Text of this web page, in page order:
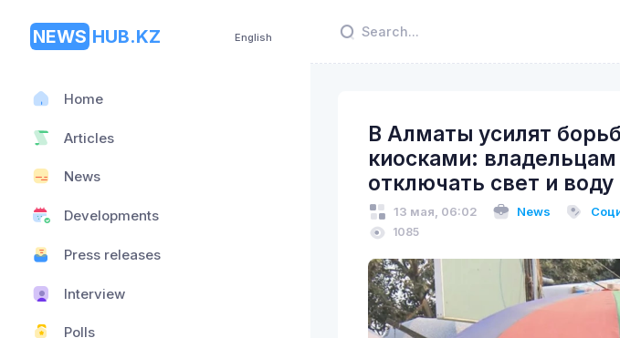
NEWS HUB.KZ English
Home
Articles
News
Developments
Press releases
Interview
Polls
В Алматы усилят
киосками: владельцам
отключать свет и воду
13 мая, 06:02 News
1085